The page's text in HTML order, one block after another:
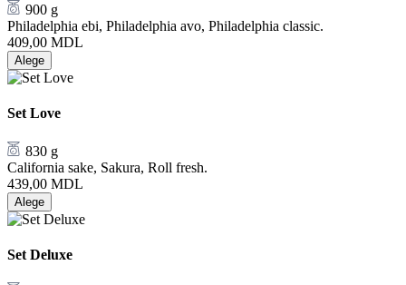
900 g
Philadelphia ebi, Philadelphia avo, Philadelphia classic.
409,00 MDL
Alege
Set Love
830 g
California sake, Sakura, Roll fresh.
439,00 MDL
Alege
Set Deluxe